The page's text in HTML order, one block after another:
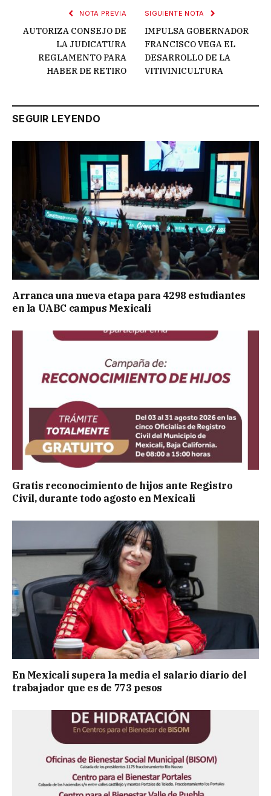
NOTA PREVIA
AUTORIZA CONSEJO DE
LA JUDICATURA
REGLAMENTO PARA
HABER DE RETIRO
SIGUIENTE NOTA
IMPULSA GOBERNADOR
FRANCISCO VEGA EL
DESARROLLO DE LA
VITIVINICULTURA
SEGUIR LEYENDO
Arranca una nueva etapa para 4298 estudiantes
en la UABC campus Mexicali
Gratis reconocimiento de hijos ante Registro
Civil, durante todo agosto en Mexicali
En Mexicali supera la media el salario diario del
trabajador que es de 773 pesos